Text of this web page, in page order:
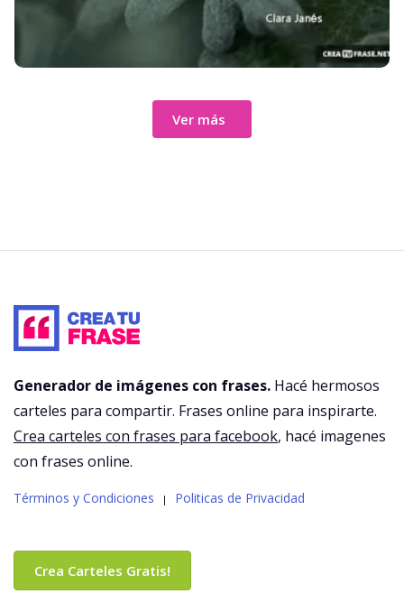
Ver más
Generador de imágenes con frases. Hacé hermosos
carteles para compartir. Frases online para inspirarte.
Crea carteles con frases para facebook, hacé imagenes
con frases online.
Términos y Condiciones | Politicas de Privacidad
Crea Carteles Gratis!